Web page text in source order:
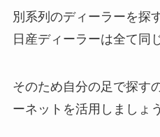
別系列のディーラーを探
日産ディーラーは全て同
そのため自分の足で探す
ーネットを活用しましょう